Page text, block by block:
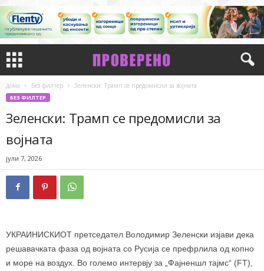
дома Без филтер Зеленски: Трамп се предомисли за војната
БЕЗ ФИЛТЕР
Зеленски: Трамп се предомисли за
војната
јули 7, 2026
УКРАИНИСКИОТ претседател Володимир Зеленски изјави дека
решавачката фаза од војната со Русија се префрлила од копно
и море на воздух. Во големо интервју за „Фајненшл тајмс“ (FT),